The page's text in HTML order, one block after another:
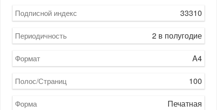
Подписной индекс 33310
Периодичность 2 в полугодие
Формат A4
Полос/Страниц 100
Форма Печатная